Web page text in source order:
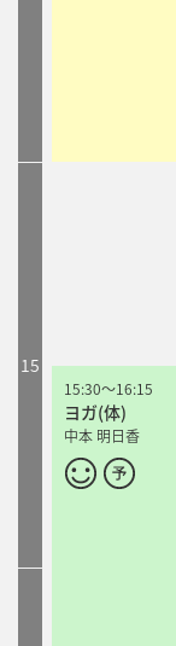
15:30～16:15
ヨガ(体)
中本 明日香
15:30～16:15
ヨガ(体)
中本 明日香
15